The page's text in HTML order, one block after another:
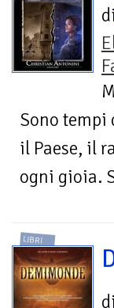
di
Sono
il Paese, il
ogni gioia.
LIBRI
di